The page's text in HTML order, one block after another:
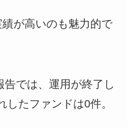
が高いのも魅力的で
では、運用が終了し
たファンドは0件。